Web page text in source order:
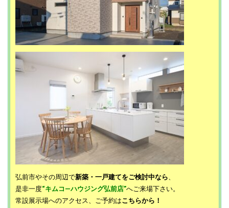
弘前市やその周辺で新築・一戸建てをご検討中なら、
是非一度“キムコ―ハウジング弘前店”へご来場下さい。
常設展示場へのアクセス、ご予約はこちらから！